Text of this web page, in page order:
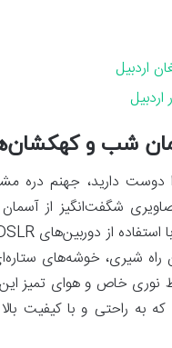
اردبیل
اردبیل
شب و
دوست دارید، جهنم دره
شگفت‌انگیز از
شیری، خوشه‌های
نوری خاص و هوای تمیز
به راحتی و با کیفیت